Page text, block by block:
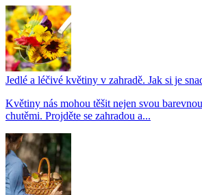
Jedlé a léčivé květiny v zahradě. Jak si je
Květiny nás mohou těšit nejen svou
chutěmi. Projděte se zahradou a...